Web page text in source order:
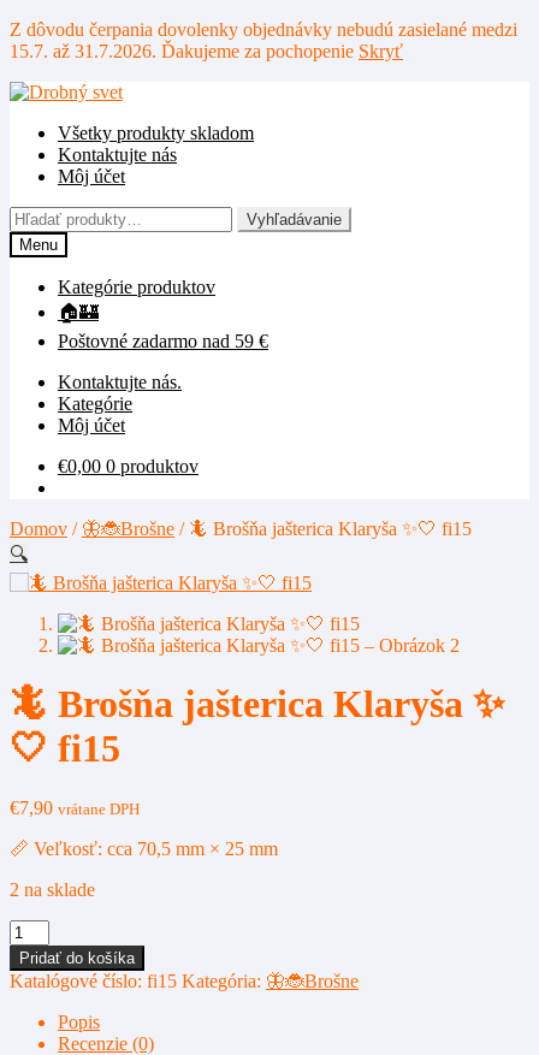
Z dôvodu čerpania dovolenky objednávky nebudú zasielané medzi
15.7. až 31.7.2026. Ďakujeme za pochopenie Skryť
Preskočiť
navigáciu
Preskočiť
obsah
Všetky produkty skladom
Kontaktujte nás
Môj účet
Hľadať:
Vyhľadávanie
Menu
Kategórie produktov
🏠🏰
Poštovné zadarmo nad 59 €
Kontaktujte nás.
Kategórie
Môj účet
€0,00 0 produktov
Domov / 🦋🐞Brošne / 🦎 Brošňa jašterica Klaryša ✨🤍 fi15
🔍
🦎 Brošňa jašterica Klaryša ✨
🤍 fi15
€7,90 vrátane DPH
📏 Veľkosť: cca 70,5 mm × 25 mm
2 na sklade
množstvo
🦎
Brošňa
jašterica
Klaryša
Pridať do košíka
Katalógové číslo: fi15 Kategória: 🦋🐞Brošne
Popis
Recenzie (0)